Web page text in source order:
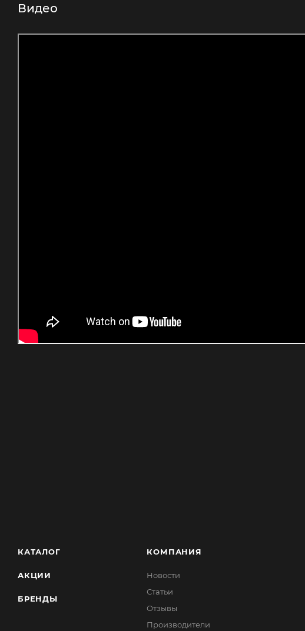
Видео
КАТАЛОГ
АКЦИИ
БРЕНДЫ
КОМПАНИЯ
Новости
Статьи
Отзывы
Производители